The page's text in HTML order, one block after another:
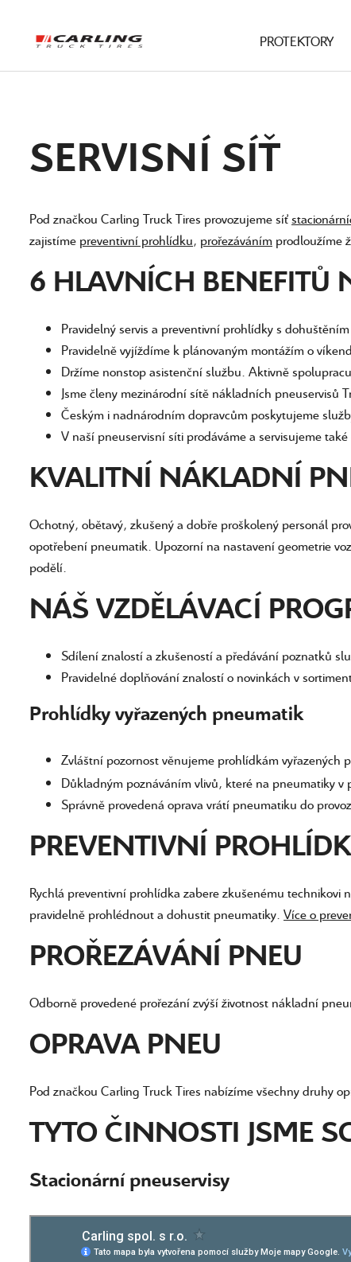
PROTEKTORY
SERVISNÍ SÍŤ
Pod značkou Carling Truck Tires provozujeme síť
zajistíme preventivní prohlídku, prořezáváním prodloužíme
6 HLAVNÍCH BENEFITŮ
Pravidelný servis a preventivní prohlídky s
Pravidelně vyjíždíme k plánovaným montážím o
Držíme nonstop asistenční službu. Aktivně
Jsme členy mezinárodní sítě nákladních pneuservisů
Českým i nadnárodním dopravcům poskytujeme
V naší pneuservisní síti prodáváme a servisujeme
KVALITNÍ NÁKLADNÍ
Ochotný, obětavý, zkušený a dobře proškolený personál
opotřebení pneumatik. Upozorní na nastavení geometrie
podělí.
NÁŠ VZDĚLÁVACÍ
Sdílení znalostí a zkušeností a předávání poznatků
Pravidelné doplňování znalostí o novinkách v
Prohlídky vyřazených pneumatik
Zvláštní pozornost věnujeme prohlídkám vyřazených
Důkladným poznáváním vlivů, které na pneumatiky
Správně provedená oprava vrátí pneumatiku do
PREVENTIVNÍ
Rychlá preventivní prohlídka zabere zkušenému
pravidelně prohlédnout a dohustit pneumatiky. Více o
PROŘEZÁVÁNÍ PNEU
Odborně provedené prořezání zvýší životnost nákladní
OPRAVA PNEU
Pod značkou Carling Truck Tires nabízíme všechny druhy
TYTO ČINNOSTI JSME
Stacionární pneuservisy